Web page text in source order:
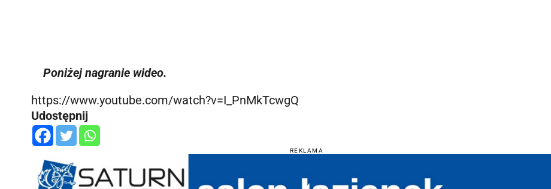
Poniżej nagranie wideo.
https://www.youtube.com/watch?v=I_PnMkTcwgQ
Udostępnij
REKLAMA